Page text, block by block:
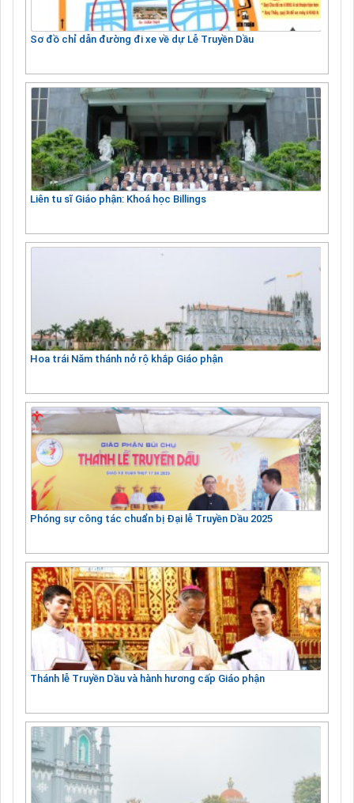
Sơ đồ chỉ dẫn đường đi xe về dự Lễ Truyền Dầu
Liên tu sĩ Giáo phận: Khoá học Billings
Hoa trái Năm thánh nở rộ khắp Giáo phận
Phóng sự công tác chuẩn bị Đại lễ Truyền Dầu 2025
Thánh lễ Truyền Dầu và hành hương cấp Giáo phận